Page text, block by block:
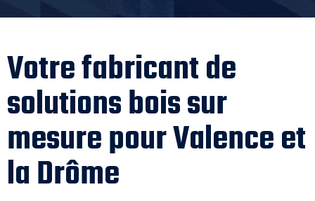
Votre fabricant de
solutions bois sur
mesure pour Valence et
la Drôme